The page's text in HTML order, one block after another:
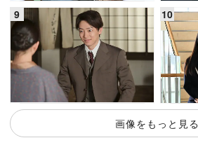
画像をもっと見る